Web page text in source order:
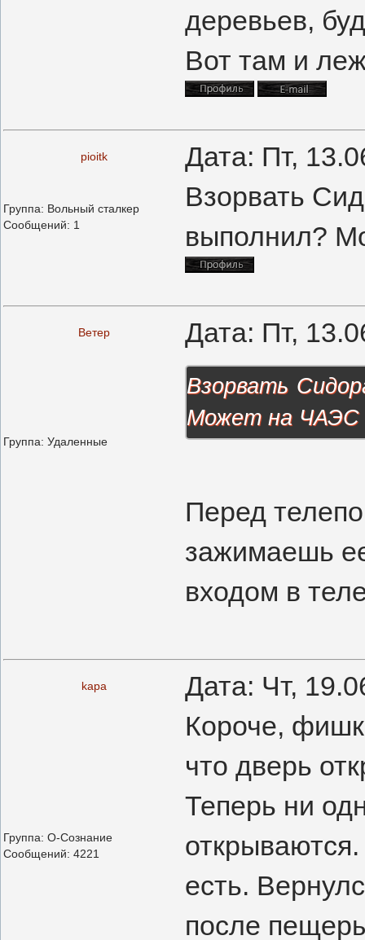
деревьев,
Вот там и
pioitk Дата: Пт,
Группа: Вольный сталкер
Сообщений: 1
Взорвать
выполнил?
Ветер Дата: Пт,
Группа: Удаленные
Взорвать
Может на ЧАЭС
Перед
зажимаешь
входом в
kapa Дата: Чт,
Группа: О-Сознание
Сообщений: 4221
Короче,
что дверь
Теперь ни
есть.
после